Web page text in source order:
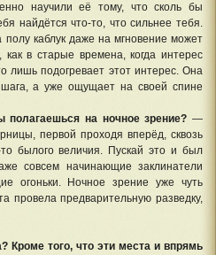
научили её тому, что сколь бы
найдётся что-то, что сильнее тебя.
каблук даже на мгновение может
в старые времена, когда интерес
лишь подогревает этот интерес. Она
а уже ощущает на своей спине
на ночное зрение? —
первой проходя вперёд, сквозь
былого величия. Пускай это и был
совсем начинающие заклинатели
огоньки. Ночное зрение уже чуть
провела предварительную разведку,
Кроме того, что эти места и впрямь